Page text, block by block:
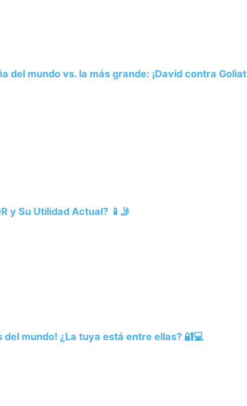
del mundo vs. la más grande: ¡David contra Goliat
y Su Utilidad Actual? 📱🤳
mundo! ¿La tuya está entre ellas? 🔐💻